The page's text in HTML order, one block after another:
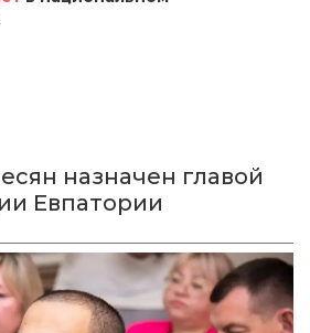
назначен главой
Евпатории